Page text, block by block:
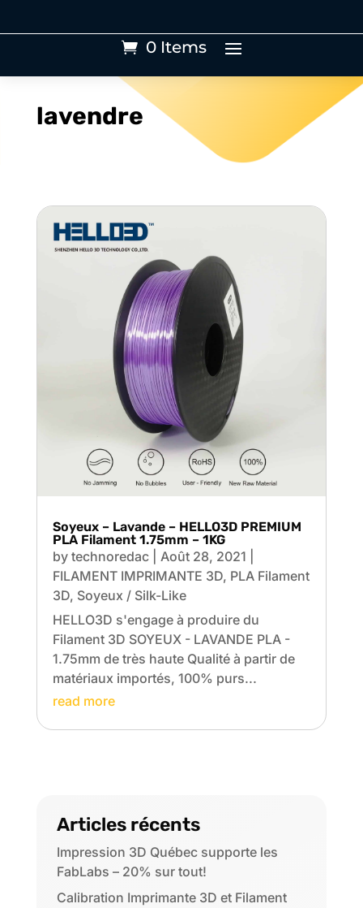
0 Items
lavendre
Soyeux – Lavande – HELLO3D PREMIUM
PLA Filament 1.75mm – 1KG
by technoredac| Août 28, 2021
FILAMENT IMPRIMANTE 3D, PLA Filament
3D, Soyeux / Silk-Like
HELLO3D s'engage à produire du
Filament 3D SOYEUX - LAVANDE PLA -
1.75mm de très haute Qualité à partir de
matériaux importés, 100% purs...
read more
Articles récents
Impression 3D Québec supporte les
FabLabs – 20% sur tout!
Calibration Imprimante 3D et Filament